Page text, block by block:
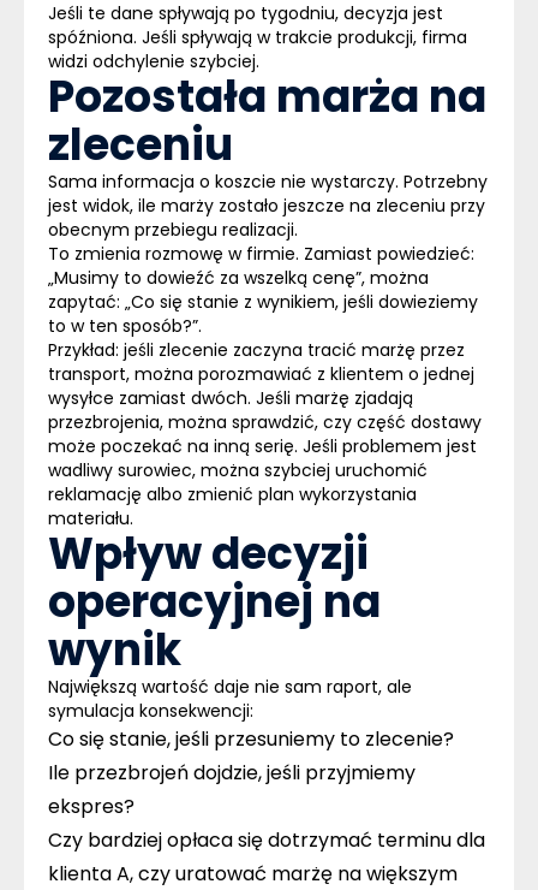
Jeśli te dane spływają po tygodniu, decyzja jest
spóźniona. Jeśli spływają w trakcie produkcji, firma
widzi odchylenie szybciej.
Pozostała marża na
zleceniu
Sama informacja o koszcie nie wystarczy. Potrzebny
jest widok, ile marży zostało jeszcze na zleceniu przy
obecnym przebiegu realizacji.
To zmienia rozmowę w firmie. Zamiast powiedzieć:
„Musimy to dowieźć za wszelką cenę”, można
zapytać: „Co się stanie z wynikiem, jeśli dowieziemy
to w ten sposób?”.
Przykład: jeśli zlecenie zaczyna tracić marżę przez
transport, można porozmawiać z klientem o jednej
wysyłce zamiast dwóch. Jeśli marżę zjadają
przezbrojenia, można sprawdzić, czy część dostawy
może poczekać na inną serię. Jeśli problemem jest
wadliwy surowiec, można szybciej uruchomić
reklamację albo zmienić plan wykorzystania
materiału.
Wpływ decyzji
operacyjnej na
wynik
Największą wartość daje nie sam raport, ale
symulacja konsekwencji:
Co się stanie, jeśli przesuniemy to zlecenie?
Ile przezbrojeń dojdzie, jeśli przyjmiemy
ekspres?
Czy bardziej opłaca się dotrzymać terminu dla
klienta A, czy uratować marżę na większym